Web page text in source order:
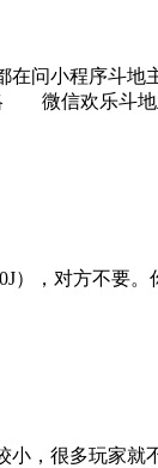
小程序斗地
微信欢乐斗地
），对方不要
很多玩家就